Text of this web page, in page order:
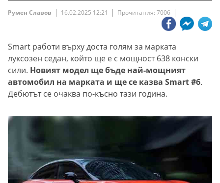
Румен Славов 16.02.2025 12:21 Прочитания: 7006
Smart работи върху доста голям за марката
луксозен седан, който ще е с мощност 638 конски
сили. Новият модел ще бъде най-мощният
автомобил на марката и ще се казва Smart #6.
Дебютът се очаква по-късно тази година.